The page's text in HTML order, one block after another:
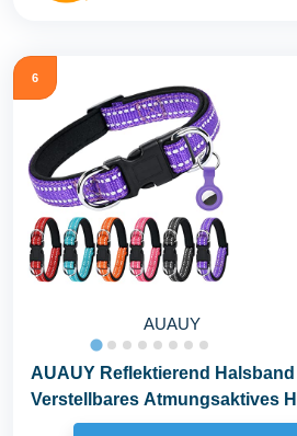
6
AUAUY
AUAUY Reflektierend
Verstellbares Atmungsaktives
Weich Gepolstertes...